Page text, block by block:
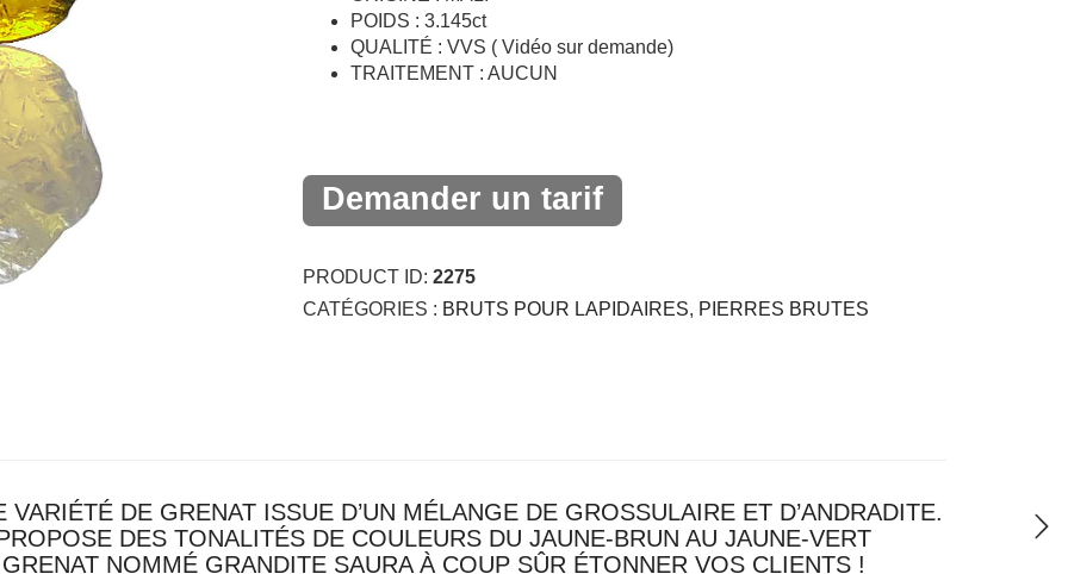
POIDS : 3.145ct
QUALITÉ : VVS ( Vidéo sur demande)
TRAITEMENT : AUCUN
Demander un tarif
PRODUCT ID: 2275
CATÉGORIES : BRUTS POUR LAPIDAIRES, PIERRES BRUTES
DE GRENAT ISSUE D’UN MÉLANGE DE GROSSULAIRE ET D’ANDRADITE.
DES TONALITÉS DE COULEURS DU JAUNE-BRUN AU JAUNE-VERT
NOMMÉ GRANDITE SAURA À COUP SÛR ÉTONNER VOS CLIENTS !